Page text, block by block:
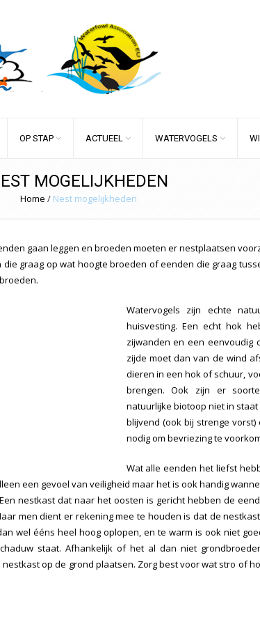
OP STAP ACTUEEL WATERVOGELS
MOGELIJKHEDEN
Home / Nest mogelijkheden
gaan leggen en broeden moeten er nestplaatsen
graag op wat hoogte broeden of eenden die graag
Watervogels zijn echte
huisvesting. Een echt hok
zijwanden en een eenvoudig
zijde moet dan van de wind
dieren in een hok of schuur,
brengen. Ook zijn er
natuurlijke biotoop niet in
blijvend (ook bij strenge
nodig om bevriezing te
Wat alle eenden het liefst
een gevoel van veiligheid maar het is ook handig
nestkast dat naar het oosten is gericht hebben de
men dient er rekening mee te houden is dat de
wel ééns heel hoog oplopen, en te warm is ook niet
staat. Afhankelijk of het al dan niet
op de grond plaatsen. Zorg best voor wat stro of